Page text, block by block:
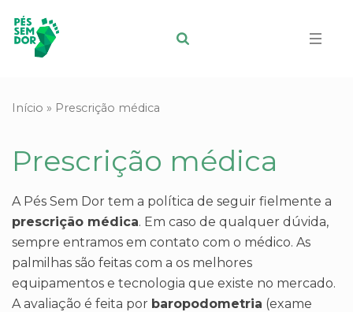
Início » Prescrição médica
Prescrição médica
A Pés Sem Dor tem a política de seguir fielmente a
prescrição médica. Em caso de qualquer dúvida,
sempre entramos em contato com o médico. As
palmilhas são feitas com a os melhores
equipamentos e tecnologia que existe no mercado.
A avaliação é feita por baropodometria (exame